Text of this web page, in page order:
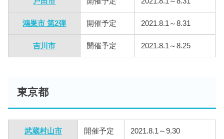
鴻巣市 第2弾 開催予定 2021.8.1～8.31
吉川市 開催予定 2021.8.1～8.25
東京都
武蔵村山市 開催予定 2021.8.1～9.30